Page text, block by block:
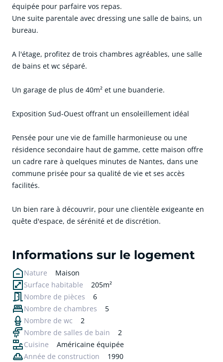
équipée pour parfaire vos repas.
Une suite parentale avec dressing une salle de bains, un
bureau.
A l'étage, profitez de trois chambres agréables, une salle
de bains et wc séparé.
Un garage de plus de 40m² et une buanderie.
Exposition Sud-Ouest offrant un ensoleillement idéal
Pensée pour une vie de famille harmonieuse ou une
résidence secondaire haut de gamme, cette maison offre
un cadre rare à quelques minutes de Nantes, dans une
commune prisée pour sa qualité de vie et ses accès
facilités.
Un bien rare à découvrir, pour une clientèle exigeante en
quête d'espace, de sérénité et de discrétion.
Informations sur le logement
Nature
Maison
Surface habitable
205m²
Nombre de pièces
6
Nombre de chambres
5
Nombre de wc
2
Nombre de salles de bain
2
Cuisine
Américaine équipée
Année de construction
1990